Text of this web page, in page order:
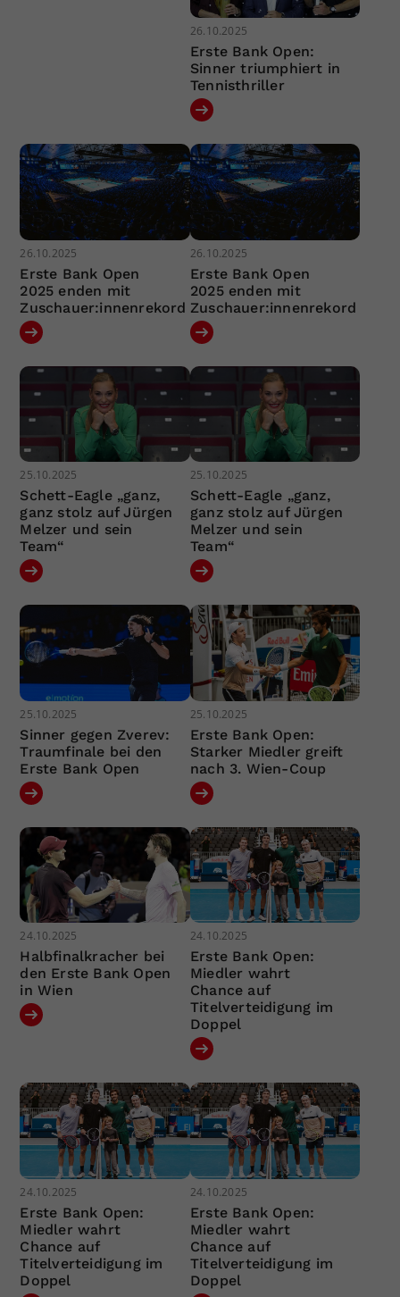
26.10.2025
Erste Bank Open:
Sinner triumphiert in
Tennisthriller
26.10.2025
Erste Bank Open
2025 enden mit
Zuschauer:innenrekord
26.10.2025
Erste Bank Open
2025 enden mit
Zuschauer:innenrekord
25.10.2025
Schett-Eagle „ganz,
ganz stolz auf Jürgen
Melzer und sein
Team“
25.10.2025
Schett-Eagle „ganz,
ganz stolz auf Jürgen
Melzer und sein
Team“
25.10.2025
Sinner gegen Zverev:
Traumfinale bei den
Erste Bank Open
25.10.2025
Erste Bank Open:
Starker Miedler greift
nach 3. Wien-Coup
24.10.2025
Halbfinalkracher bei
den Erste Bank Open
in Wien
24.10.2025
Erste Bank Open:
Miedler wahrt
Chance auf
Titelverteidigung im
Doppel
24.10.2025
Erste Bank Open:
Miedler wahrt
Chance auf
Titelverteidigung im
Doppel
24.10.2025
Erste Bank Open:
Miedler wahrt
Chance auf
Titelverteidigung im
Doppel